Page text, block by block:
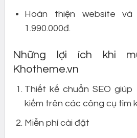
Hoàn thiện website
1.990.000đ.
Những lợi ích khi
Khotheme.vn
Thiết kế chuẩn SEO
kiếm trên các công cụ tìm
Miễn phí cài đặt